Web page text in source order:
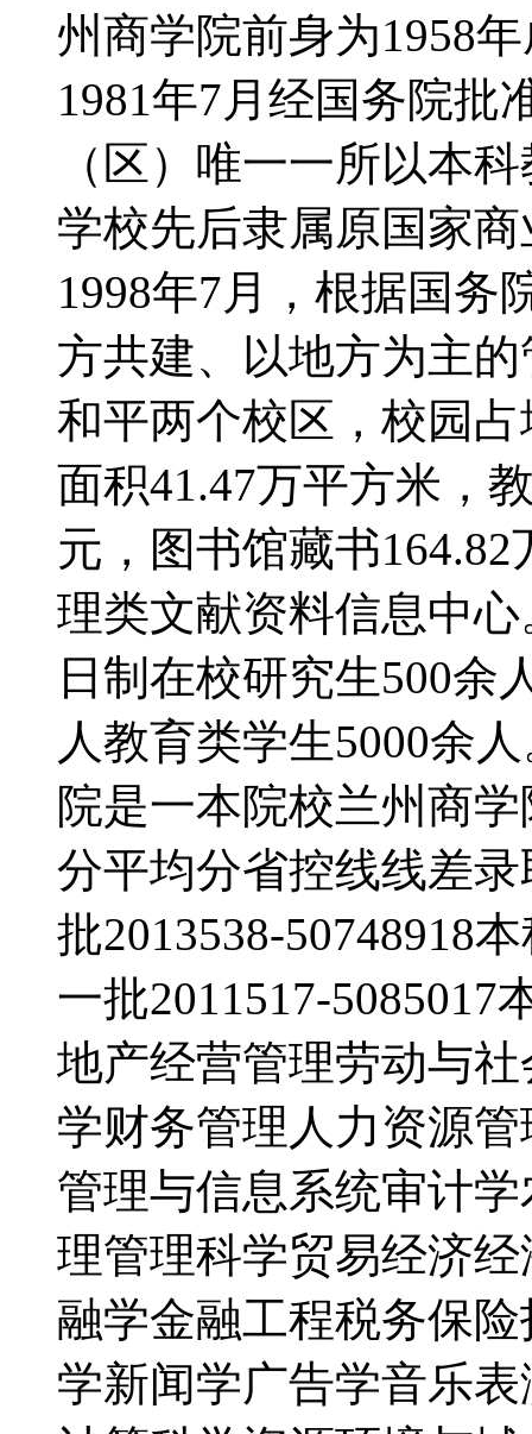
州商学院前身为1958
1981年7月经国务院批
（区）唯一一所以本
学校先后隶属原国家
1998年7月，根据国务
方共建、以地方为主
和平两个校区，校园
面积41.47万平方米，
元，图书馆藏书
理类文献资料信息中
日制在校研究生500余
人教育类学生5000余
院是一本院校兰州商
分平均分省控线线差录
批2013538-50748918
一批2011517-
地产经营管理劳动与
学财务管理人力资源
管理与信息系统审计
理管理科学贸易经济
融学金融工程税务保
学新闻学广告学音乐